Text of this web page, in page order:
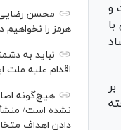
و
بر
محسن
هرمز را نخواهیم
نباید به
اقدام علیه ملت
هیچ‌گونه
نشده است/ منشأ
دادن اهداف